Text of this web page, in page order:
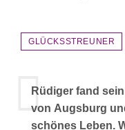
GLÜCKSSTREUNER
Rüdiger fand
von Augsburg
schönes Leben.